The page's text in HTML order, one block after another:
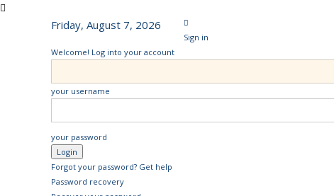
Friday, August 7, 2026
Sign in
Welcome! Log into your account
your username
your password
Forgot your password? Get help
Password recovery